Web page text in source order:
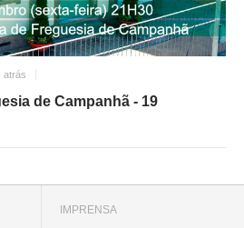
atrás
de Campanhã - 19
IMPRENSA